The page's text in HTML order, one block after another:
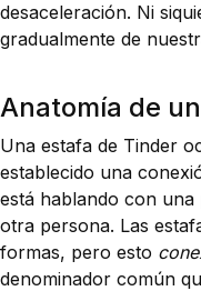
desaceleración. Ni
gradualmente de
Anatomía de
Una estafa de Tinder
establecido una
está hablando con
otra persona. Las
formas, pero esto
denominador común